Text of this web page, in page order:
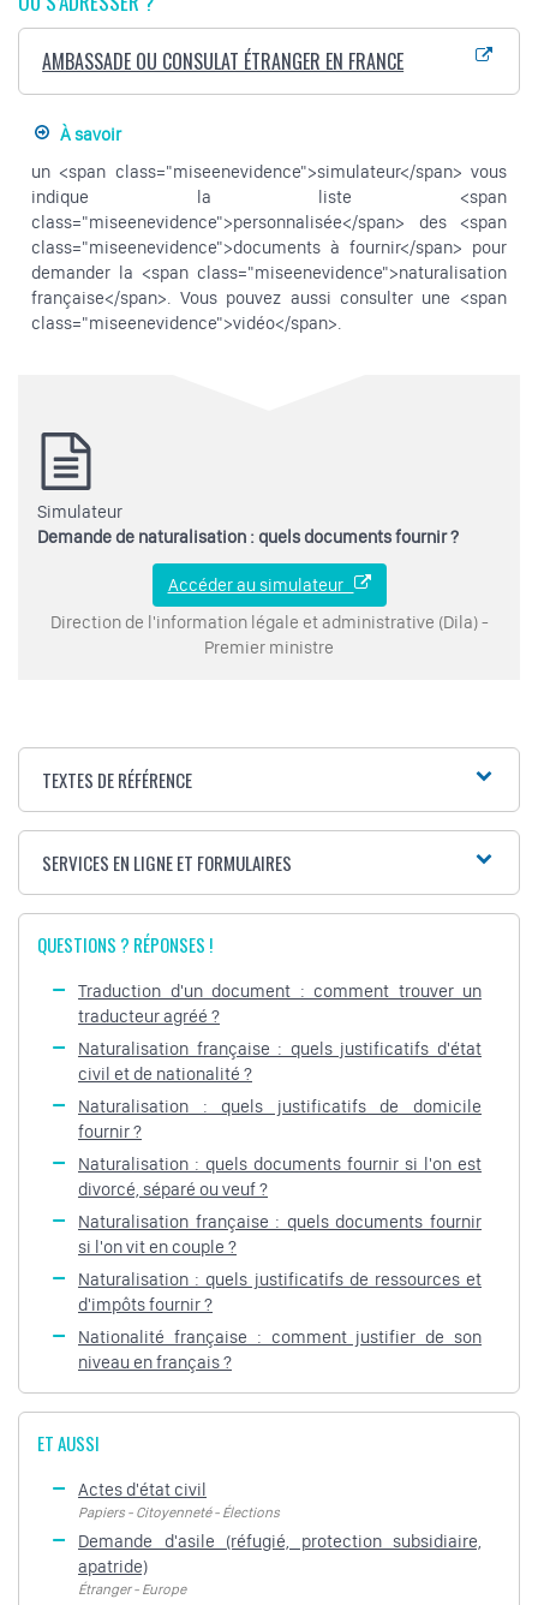
AMBASSADE OU CONSULAT ÉTRANGER EN FRANCE
À savoir
un <span class="miseenevidence">simulateur</span> vous
indique la liste <span
class="miseenevidence">personnalisée</span> des <span
class="miseenevidence">documents à fournir</span> pour
demander la <span class="miseenevidence">naturalisation
française</span>. Vous pouvez aussi consulter une <span
class="miseenevidence">vidéo</span>.
Simulateur
Demande de naturalisation : quels documents fournir ?
Accéder au simulateur
Direction de l'information légale et administrative (Dila) -
Premier ministre
TEXTES DE RÉFÉRENCE
SERVICES EN LIGNE ET FORMULAIRES
QUESTIONS ? RÉPONSES !
Traduction d'un document : comment trouver un
traducteur agréé ?
Naturalisation française : quels justificatifs d'état
civil et de nationalité ?
Naturalisation : quels justificatifs de domicile
fournir ?
Naturalisation : quels documents fournir si l'on est
divorcé, séparé ou veuf ?
Naturalisation française : quels documents fournir
si l'on vit en couple ?
Naturalisation : quels justificatifs de ressources et
d'impôts fournir ?
Nationalité française : comment justifier de son
niveau en français ?
ET AUSSI
Actes d'état civil
Papiers - Citoyenneté - Élections
Demande d'asile (réfugié, protection subsidiaire,
apatride)
Étranger - Europe